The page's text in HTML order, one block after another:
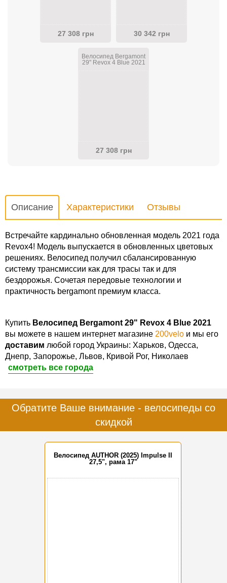
27 308 грн 30 342 грн
Велосипед Bergamont
29" Revox 4 Blue 2021
27 308 грн
Описание Характеристики Отзывы
Встречайте кардинально обновленная модель 2021 года
Revox4! Модель выпускается в обновленных цветовых
решениях. Велосипед получил сбалансированную
систему трансмиссии как для трасы так и для
бездорожья. Сочетая передовые технологии и
практичность bergamont премиум класса.
Купить Велосипед Bergamont 29" Revox 4 Blue 2021
вы можете в нашем интернет магазине 200velo и мы его
доставим любой город Украины: Харьков, Одесса,
Днепр, Запорожье, Львов, Кривой Рог, Николаев
смотреть все города
Обратите Ваше внимание - велосипеды со
скидкой
Велосипед AUTHOR (2025) Impulse II
27,5", рама 17"